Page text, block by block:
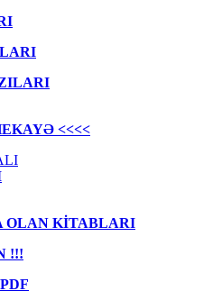
<<<<
OLAN KİTABLARI
!!!